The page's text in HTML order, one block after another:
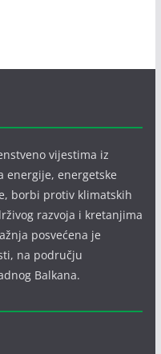
vijestima iz
energije, energetske
borbi protiv klimatskih
razvoja i kretanjima
posvećena je
na području
Balkana.